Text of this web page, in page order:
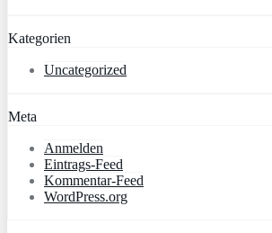
Kategorien
Uncategorized
Meta
Anmelden
Eintrags-Feed
Kommentar-Feed
WordPress.org